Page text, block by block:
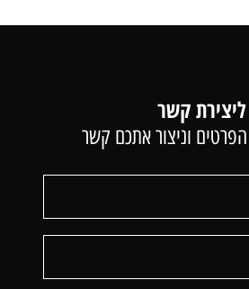
ליצירת קשר
וניצור אתכם קשר